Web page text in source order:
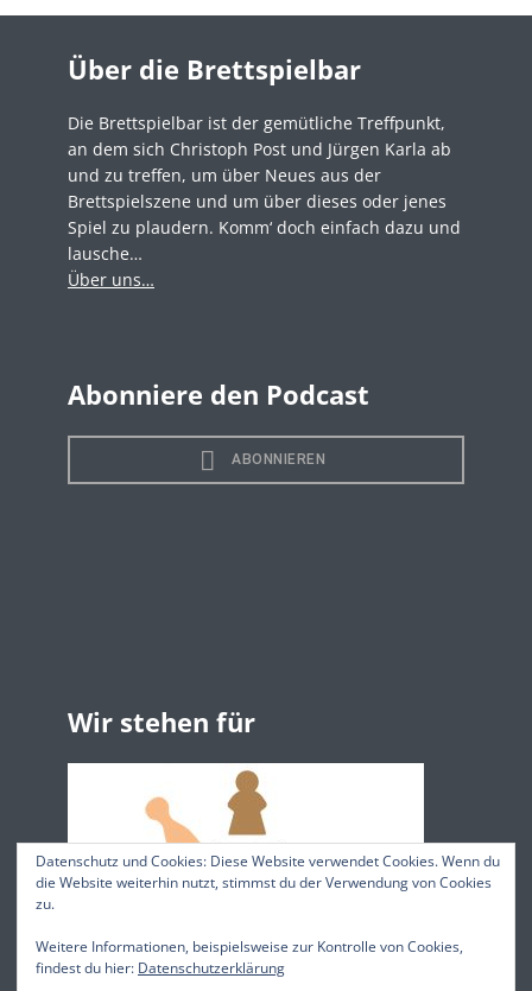
Über die Brettspielbar
Die Brettspielbar ist der gemütliche Treffpunkt,
an dem sich Christoph Post und Jürgen Karla ab
und zu treffen, um über Neues aus der
Brettspielszene und um über dieses oder jenes
Spiel zu plaudern. Komm‘ doch einfach dazu und
lausche…
Über uns…
Abonniere den Podcast
Wir stehen für
Datenschutz und Cookies: Diese Website verwendet Cookies. Wenn du
die Website weiterhin nutzt, stimmst du der Verwendung von Cookies
zu.
Weitere Informationen, beispielsweise zur Kontrolle von Cookies,
findest du hier: Datenschutzerklärung